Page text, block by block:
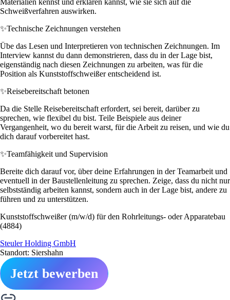
Schweißverfahren auswirken.
✨Technische Zeichnungen verstehen
Übe das Lesen und Interpretieren von technischen Zeichnungen. Im
Interview kannst du dann demonstrieren, dass du in der Lage bist,
eigenständig nach diesen Zeichnungen zu arbeiten, was für die
Position als Kunststoffschweißer entscheidend ist.
✨Reisebereitschaft betonen
Da die Stelle Reisebereitschaft erfordert, sei bereit, darüber zu
sprechen, wie flexibel du bist. Teile Beispiele aus deiner
Vergangenheit, wo du bereit warst, für die Arbeit zu reisen, und wie du
dich darauf vorbereitet hast.
✨Teamfähigkeit und Supervision
Bereite dich darauf vor, über deine Erfahrungen in der Teamarbeit und
eventuell in der Baustellenleitung zu sprechen. Zeige, dass du nicht nur
selbstständig arbeiten kannst, sondern auch in der Lage bist, andere zu
führen und zu unterstützen.
Kunststoffschweißer (m/w/d) für den Rohrleitungs- oder Apparatebau
(4884)
Steuler Holding GmbH
Standort: Siershahn
Jetzt bewerben